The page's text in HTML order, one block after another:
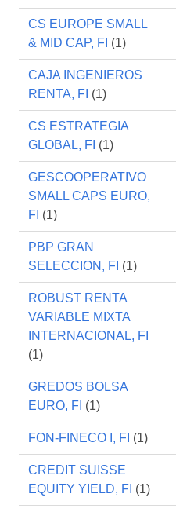
CS EUROPE SMALL
& MID CAP, FI (1)
CAJA INGENIEROS
RENTA, FI (1)
CS ESTRATEGIA
GLOBAL, FI (1)
GESCOOPERATIVO
SMALL CAPS EURO,
FI (1)
PBP GRAN
SELECCION, FI (1)
ROBUST RENTA
VARIABLE MIXTA
INTERNACIONAL, FI
(1)
GREDOS BOLSA
EURO, FI (1)
FON-FINECO I, FI (1)
CREDIT SUISSE
EQUITY YIELD, FI (1)